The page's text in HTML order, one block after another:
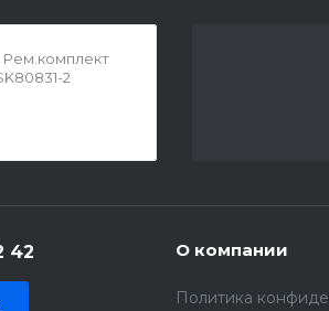
Рем.комплект
2
42 О компании
Политика